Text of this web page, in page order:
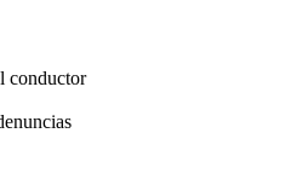
conductor